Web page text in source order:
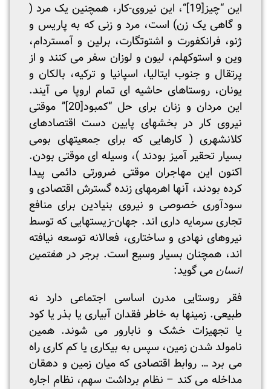
این “چیز[19]
“، این نیروی-کار، همچنین یک مرد (
و گاهی یک زن) است، مرد و زنی که به پاریس و
ژنو، فرانکفورت و اشتوتگارت، برلین و آمستردام،
وین و استوکهلم، لیون و لوزان سفر می کنند و از
پرتقال و جنوب ایتالیا، اسپانیا و ترکیه، بالکان و
یونان، روستاهای حاشیه ای تمام اروپا می آیند.
این مردان و زنان برای حل “کمبود[20]
” موقتی
نیروی کار در بخشهای پایین دست اقتصادهای
کلانشهری ( کارهایی که برای جمعیتهای بومی
بسیار تحقیر آمیز بودند )، وسیله ای موقتی بودن.
اکنون این مهاجران موقتی ضرورتی دائمی پیدا
کرده بودند، آنها اهرمهای زنده گسترش اقتصادی و
سودآوری خصوصی و نیروی بنیادین برای منافع
تجاری سرمایه داری اند. جهان-زیستهایی که توسط
نیروهای نهادی و ساختاری، فعالانه توسعه نیافته
اند، همچنان بسیار وسیع است. برجر در هفتمین
انسانمی گوید:
فقر روستایی مدرن اساسی اجتماعی دارد نه
طبیعی. زمینها به خاطر فقدان آبیاری یا بذر یا کود
یا تجهیزات خشک و نابارور می شوند. همین
نامولد شدن زمین، سپس به بیکاری یا کم کاری راه
می برد … روابط اقتصادی که میان زمین و دهقان
مداخله می کند – نظام برداشت سهم، نظام اجاره